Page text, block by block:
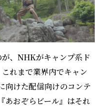
、NHKがキャンプ系ド
れまで業界内でキャン
向けた配信向けのコンテ
あおぞらビール』はそれ